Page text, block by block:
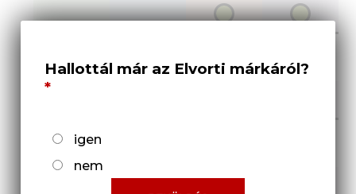
Hallottál már az Elvorti márkáról?
igen
nem